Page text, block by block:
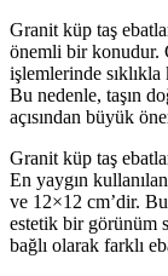
Granit küp taş
önemli bir konudur.
işlemlerinde
Bu nedenle, taşın
açısından büyük
Granit küp taş
En yaygın
ve 12×12 cm’dir.
estetik bir görünüm
bağlı olarak farklı